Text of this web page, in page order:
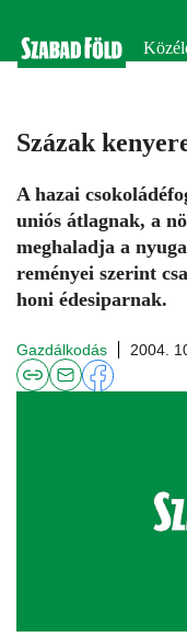
Százak
A hazai
uniós átlagnak, a
meghaladja a
reményei szerint
honi édesiparnak.
Gazdálkodás 2004.